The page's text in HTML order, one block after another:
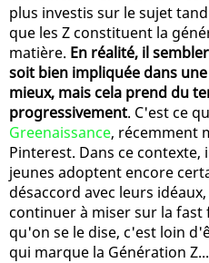
plus investis sur le sujet
que les Z constituent la
matière. En réalité, il
soit bien impliquée dans
mieux, mais cela prend du
progressivement. C'est ce
Greenaissance, récemment
Pinterest. Dans ce
jeunes adoptent encore
désaccord avec leurs
continuer à miser sur la fast
qu'on se le dise, c'est loin
qui marque la Génération Z...